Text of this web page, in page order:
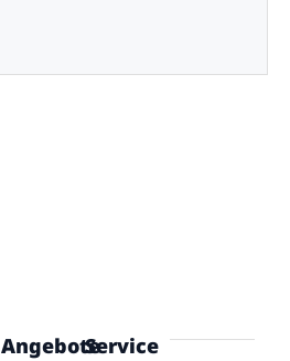
AngeboteService